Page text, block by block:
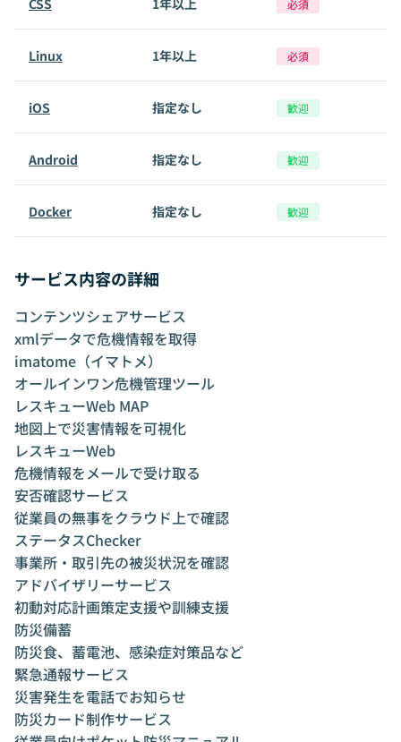
必須
Linux 1年以上 必須
iOS 指定なし 歓迎
Android 指定なし 歓迎
Docker 指定なし 歓迎
サービス内容の詳細
コンテンツシェアサービス
xmlデータで危機情報を取得
imatome（イマトメ）
オールインワン危機管理ツール
レスキューWeb MAP
地図上で災害情報を可視化
レスキューWeb
危機情報をメールで受け取る
安否確認サービス
従業員の無事をクラウド上で確認
ステータスChecker
事業所・取引先の被災状況を確認
アドバイザリーサービス
初動対応計画策定支援や訓練支援
防災備蓄
防災食、蓄電池、感染症対策品など
緊急通報サービス
災害発生を電話でお知らせ
防災カード制作サービス